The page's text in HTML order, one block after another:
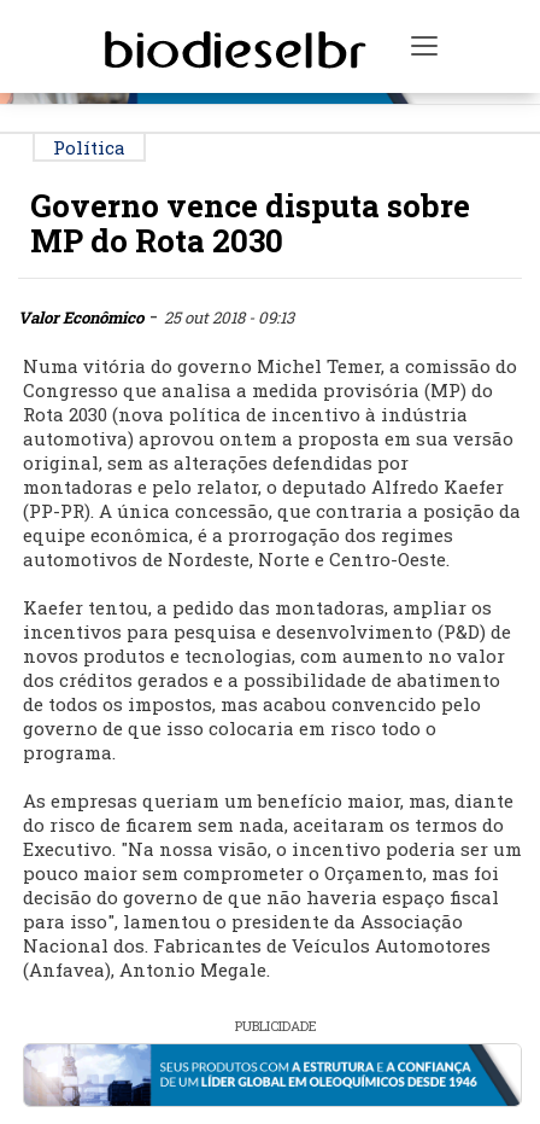
Toggle
Política
Governo vence disputa sobre
MP do Rota 2030
Valor Econômico- 25 out 2018 - 09:13
Numa vitória do governo Michel Temer, a comissão do
Congresso que analisa a medida provisória (MP) do
Rota 2030 (nova política de incentivo à indústria
automotiva) aprovou ontem a proposta em sua versão
original, sem as alterações defendidas por
montadoras e pelo relator, o deputado Alfredo Kaefer
(PP-PR). A única concessão, que contraria a posição da
equipe econômica, é a prorrogação dos regimes
automotivos de Nordeste, Norte e Centro-Oeste.
Kaefer tentou, a pedido das montadoras, ampliar os
incentivos para pesquisa e desenvolvimento (P&D) de
novos produtos e tecnologias, com aumento no valor
dos créditos gerados e a possibilidade de abatimento
de todos os impostos, mas acabou convencido pelo
governo de que isso colocaria em risco todo o
programa.
As empresas queriam um benefício maior, mas, diante
do risco de ficarem sem nada, aceitaram os termos do
Executivo. "Na nossa visão, o incentivo poderia ser um
pouco maior sem comprometer o Orçamento, mas foi
decisão do governo de que não haveria espaço fiscal
para isso", lamentou o presidente da Associação
Nacional dos. Fabricantes de Veículos Automotores
(Anfavea), Antonio Megale.
PUBLICIDADE